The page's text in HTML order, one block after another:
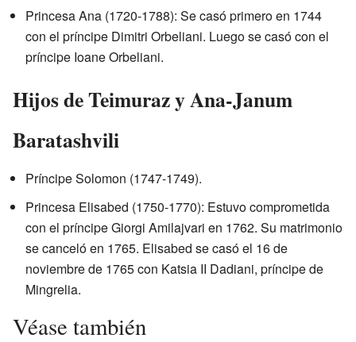
Princesa Ana (1720-1788): Se casó primero en 1744
con el príncipe Dimitri Orbeliani. Luego se casó con el
príncipe Ioane Orbeliani.
Hijos de Teimuraz y Ana-Janum
Baratashvili
Príncipe Solomon (1747-1749).
Princesa Elisabed (1750-1770): Estuvo comprometida
con el príncipe Giorgi Amilajvari en 1762. Su matrimonio
se canceló en 1765. Elisabed se casó el 16 de
noviembre de 1765 con Katsia II Dadiani, príncipe de
Mingrelia.
Véase también